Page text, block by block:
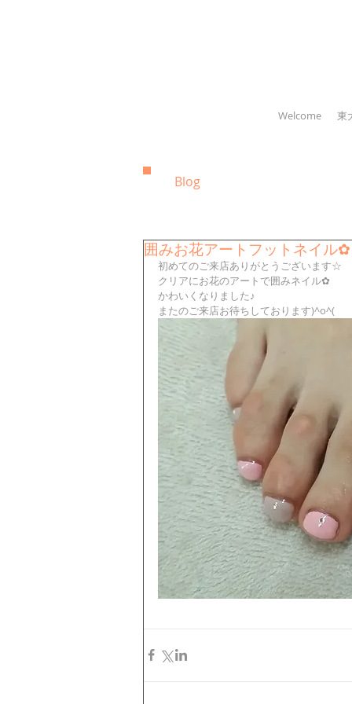
Welcome 東
Blog
囲みお花アートフットネイル✿
初めてのご来店ありがとうございます☆
クリアにお花のアートで囲みネイル✿
かわいくなりました♪
またのご来店お待ちしております)^o^(